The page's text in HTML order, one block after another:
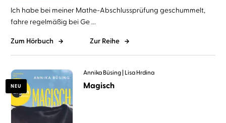
Ich habe bei meiner Mathe-Abschlussprüfung geschummelt,
fahre regelmäßig bei Ge ...
Zum Hörbuch Zur Reihe
NEU
Annika Büsing Lisa Hrdina
Magisch